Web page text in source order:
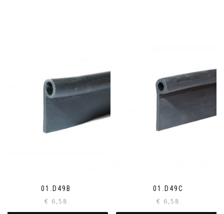
01.D49B
€ 6,58
01.D49C
€ 6,58